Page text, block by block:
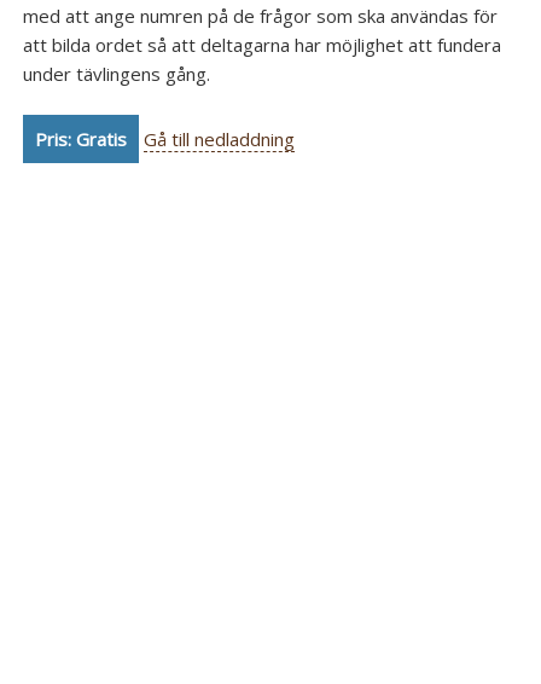
med att ange numren på de frågor som ska användas för
att bilda ordet så att deltagarna har möjlighet att fundera
under tävlingens gång.
Pris: Gratis Gå till nedladdning